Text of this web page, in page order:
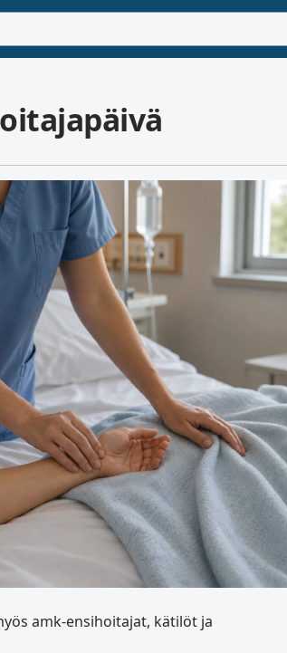
amk-ensihoitajat, kätilöt ja